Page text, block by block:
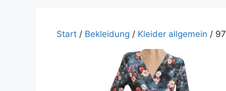
Start / Bekleidung / Kleider allgemein /